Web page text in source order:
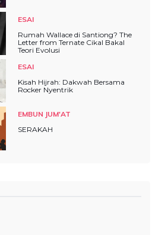
ESAI
Rumah Wallace di Santiong? The
Letter from Ternate Cikal Bakal
Teori Evolusi
ESAI
Kisah Hijrah: Dakwah Bersama
Rocker Nyentrik
EMBUN JUM'AT
SERAKAH